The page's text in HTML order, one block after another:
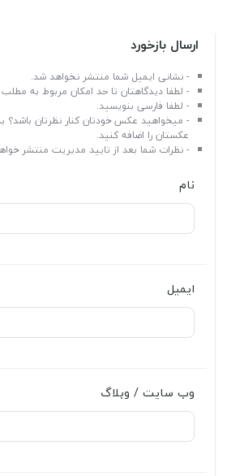
ارسال بازخورد
- نشانی ایمیل شما منتشر نخواهد شد.
- لطفا دیدگاهتان تا حد امکان مربوط به
- لطفا فارسی بنویسید.
- میخواهید عکس خودتان کنار نظرتان باشد؟
عکستان را اضافه کنید.
- نظرات شما بعد از تایید مدیریت منتشر
نام
ایمیل
وب سایت / وبلاگ